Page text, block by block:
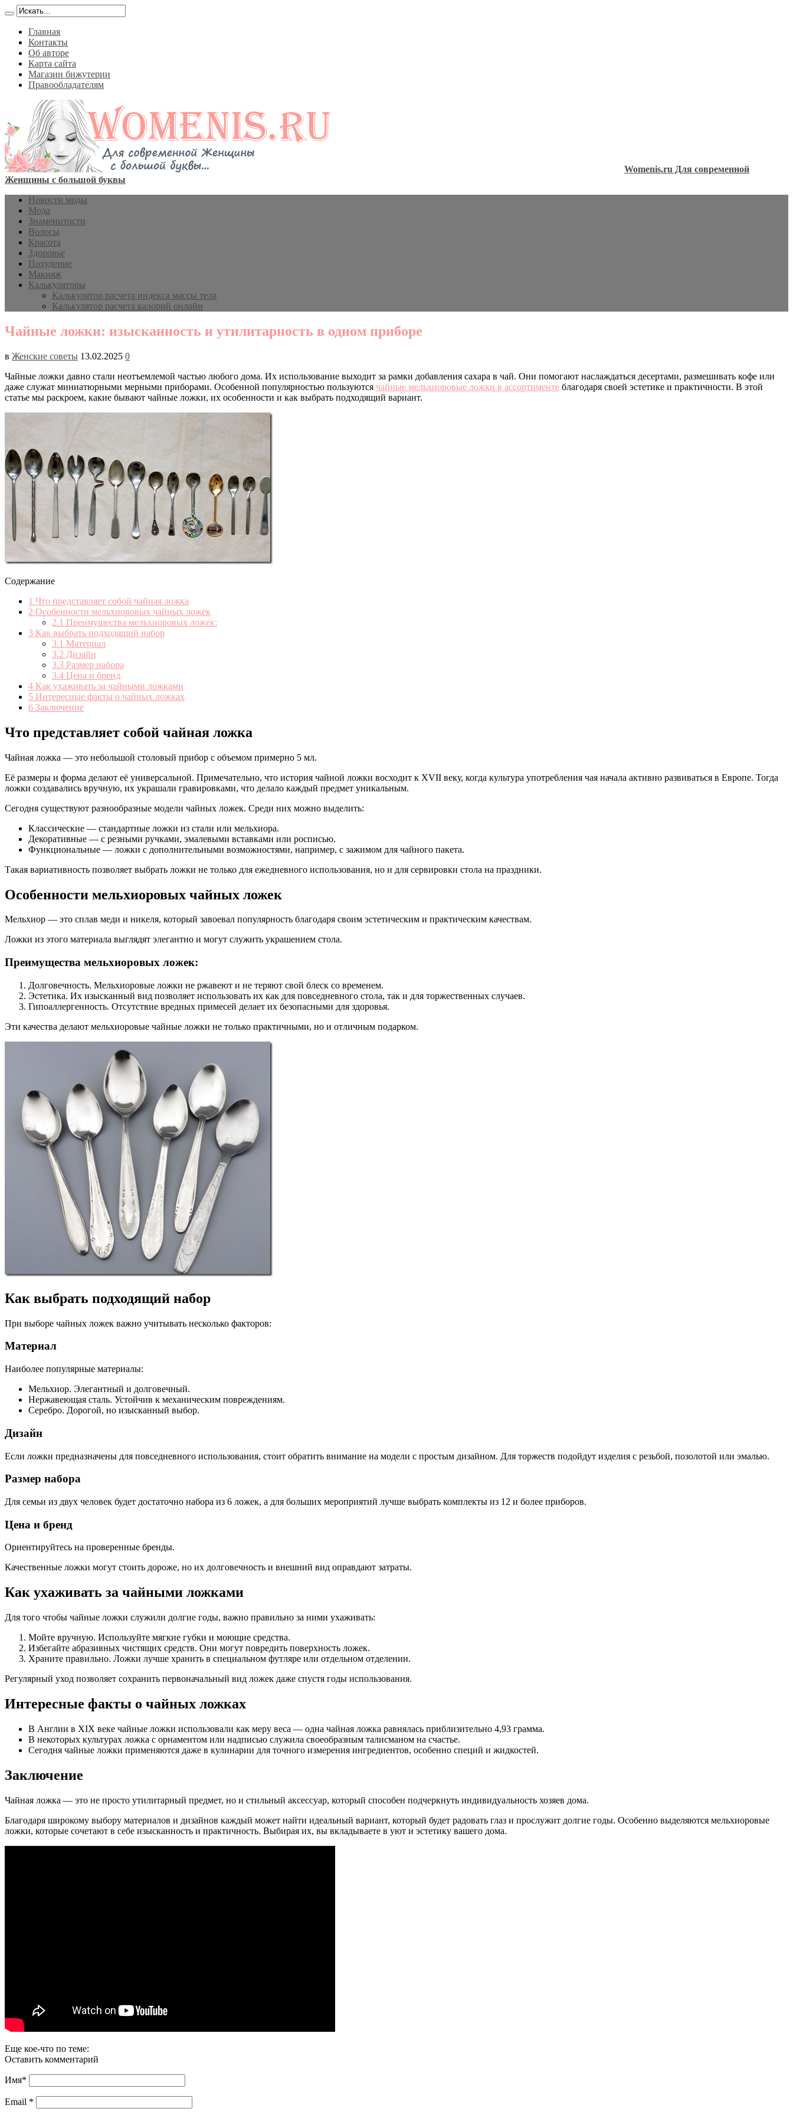
Главная
Контакты
Об авторе
Карта сайта
Магазин бижутерии
Правообладателям
Womenis.ru Для современной
Женщины с большой буквы
Новости моды
Мода
Знаменитости
Волосы
Красота
Здоровье
Похудение
Макияж
Калькуляторы
Калькулятор расчета индекса массы тела
Калькулятор расчета калорий онлайн
Чайные ложки: изысканность и утилитарность в одном приборе
в Женские советы 13.02.2025 0
Чайные ложки давно стали неотъемлемой частью любого дома. Их использование выходит за рамки добавления сахара в чай. Они помогают наслаждаться десертами, размешивать кофе или
даже служат миниатюрными мерными приборами. Особенной популярностью пользуются чайные мельхиоровые ложки в ассортименте благодаря своей эстетике и практичности. В этой
статье мы раскроем, какие бывают чайные ложки, их особенности и как выбрать подходящий вариант.
Содержание
1 Что представляет собой чайная ложка
2 Особенности мельхиоровых чайных ложек
2.1 Преимущества мельхиоровых ложек:
3 Как выбрать подходящий набор
3.1 Материал
3.2 Дизайн
3.3 Размер набора
3.4 Цена и бренд
4 Как ухаживать за чайными ложками
5 Интересные факты о чайных ложках
6 Заключение
Что представляет собой чайная ложка
Чайная ложка — это небольшой столовый прибор с объемом примерно 5 мл.
Её размеры и форма делают её универсальной. Примечательно, что история чайной ложки восходит к XVII веку, когда культура употребления чая начала активно развиваться в Европе. Тогда
ложки создавались вручную, их украшали гравировками, что делало каждый предмет уникальным.
Сегодня существуют разнообразные модели чайных ложек. Среди них можно выделить:
Классические — стандартные ложки из стали или мельхиора.
Декоративные — с резными ручками, эмалевыми вставками или росписью.
Функциональные — ложки с дополнительными возможностями, например, с зажимом для чайного пакета.
Такая вариативность позволяет выбрать ложки не только для ежедневного использования, но и для сервировки стола на праздники.
Особенности мельхиоровых чайных ложек
Мельхиор — это сплав меди и никеля, который завоевал популярность благодаря своим эстетическим и практическим качествам.
Ложки из этого материала выглядят элегантно и могут служить украшением стола.
Преимущества мельхиоровых ложек:
Долговечность. Мельхиоровые ложки не ржавеют и не теряют свой блеск со временем.
Эстетика. Их изысканный вид позволяет использовать их как для повседневного стола, так и для торжественных случаев.
Гипоаллергенность. Отсутствие вредных примесей делает их безопасными для здоровья.
Эти качества делают мельхиоровые чайные ложки не только практичными, но и отличным подарком.
Как выбрать подходящий набор
При выборе чайных ложек важно учитывать несколько факторов:
Материал
Наиболее популярные материалы:
Мельхиор. Элегантный и долговечный.
Нержавеющая сталь. Устойчив к механическим повреждениям.
Серебро. Дорогой, но изысканный выбор.
Дизайн
Если ложки предназначены для повседневного использования, стоит обратить внимание на модели с простым дизайном. Для торжеств подойдут изделия с резьбой, позолотой или эмалью.
Размер набора
Для семьи из двух человек будет достаточно набора из 6 ложек, а для больших мероприятий лучше выбрать комплекты из 12 и более приборов.
Цена и бренд
Ориентируйтесь на проверенные бренды.
Качественные ложки могут стоить дороже, но их долговечность и внешний вид оправдают затраты.
Как ухаживать за чайными ложками
Для того чтобы чайные ложки служили долгие годы, важно правильно за ними ухаживать:
Мойте вручную. Используйте мягкие губки и моющие средства.
Избегайте абразивных чистящих средств. Они могут повредить поверхность ложек.
Храните правильно. Ложки лучше хранить в специальном футляре или отдельном отделении.
Регулярный уход позволяет сохранить первоначальный вид ложек даже спустя годы использования.
Интересные факты о чайных ложках
В Англии в XIX веке чайные ложки использовали как меру веса — одна чайная ложка равнялась приблизительно 4,93 грамма.
В некоторых культурах ложка с орнаментом или надписью служила своеобразным талисманом на счастье.
Сегодня чайные ложки применяются даже в кулинарии для точного измерения ингредиентов, особенно специй и жидкостей.
Заключение
Чайная ложка — это не просто утилитарный предмет, но и стильный аксессуар, который способен подчеркнуть индивидуальность хозяев дома.
Благодаря широкому выбору материалов и дизайнов каждый может найти идеальный вариант, который будет радовать глаз и прослужит долгие годы. Особенно выделяются мельхиоровые
ложки, которые сочетают в себе изысканность и практичность. Выбирая их, вы вкладываете в уют и эстетику вашего дома.
Еще кое-что по теме:
Оставить комментарий
Имя*
Email *